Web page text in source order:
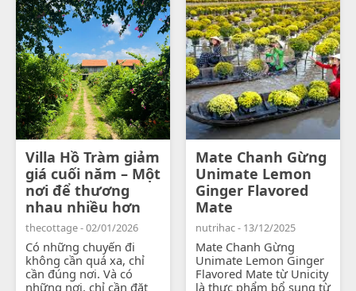
Villa Hồ Tràm giảm
giá cuối năm – Một
nơi để thương
nhau nhiều hơn
thecottage - 02/01/2026
Có những chuyến đi
không cần quá xa, chỉ
cần đúng nơi. Và có
những nơi, chỉ cần đặt
Mate Chanh Gừng
Unimate Lemon
Ginger Flavored
Mate
nutrihac - 13/12/2025
Mate Chanh Gừng
Unimate Lemon Ginger
Flavored Mate từ Unicity
là thực phẩm bổ sung từ